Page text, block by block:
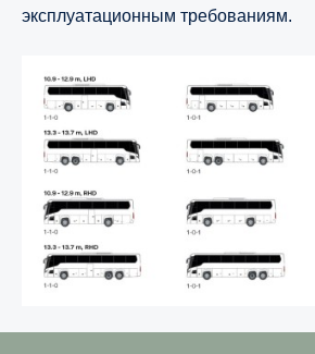
эксплуатационным требованиям.